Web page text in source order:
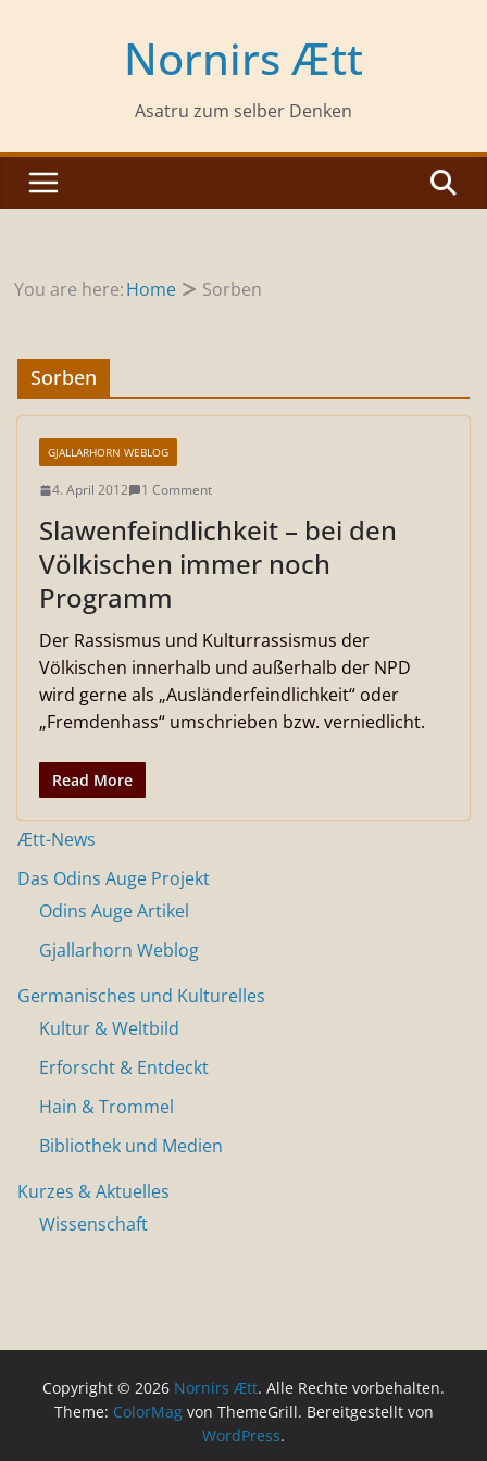
Nornirs Ætt
Asatru zum selber Denken
You are here:Home Sorben
Sorben
GJALLARHORN WEBLOG
4. April 2012 1 Comment
Slawenfeindlichkeit – bei den
Völkischen immer noch
Programm
Der Rassismus und Kulturrassismus der
Völkischen innerhalb und außerhalb der NPD
wird gerne als „Ausländerfeindlichkeit“ oder
„Fremdenhass“ umschrieben bzw. verniedlicht.
Read More
Ætt-News
Das Odins Auge Projekt
Odins Auge Artikel
Gjallarhorn Weblog
Germanisches und Kulturelles
Kultur & Weltbild
Erforscht & Entdeckt
Hain & Trommel
Bibliothek und Medien
Kurzes & Aktuelles
Wissenschaft
Copyright © 2026 Nornirs Ætt. Alle Rechte vorbehalten.
Theme: ColorMagvon ThemeGrill. Bereitgestellt von
WordPress.